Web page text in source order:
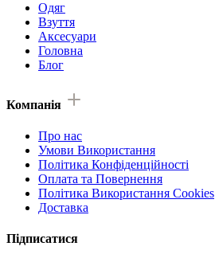
Одяг
Взуття
Аксесуари
Головна
Блог
Компанія
Про нас
Умови Використання
Політика Конфіденційності
Оплата та Повернення
Політика Використання Cookies
Доставка
Підписатися